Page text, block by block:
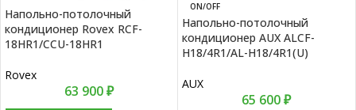
Напольно-потолочный
кондиционер Rovex RCF-
18HR1/CCU-18HR1
Rovex
63 900₽
ON/OFF
Напольно-потолочный
кондиционер AUX ALCF-
H18/4R1/AL-H18/4R1(U)
AUX
65 600₽